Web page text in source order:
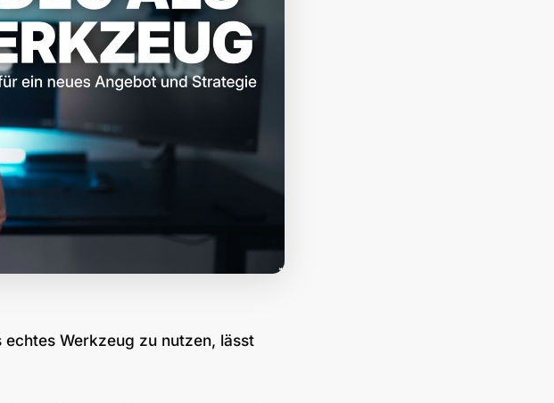
Werkzeug zu nutzen, lässt